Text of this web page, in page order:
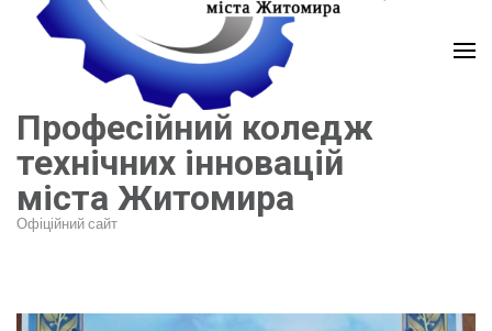
Професійний коледж
технічних інновацій
міста Житомира
Офіційний сайт